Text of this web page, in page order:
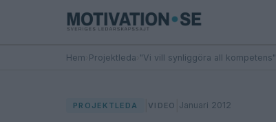
Hem Projektleda "Vi vill synliggöra all kompetens"
PROJEKTLEDA VIDEO Januari 2012